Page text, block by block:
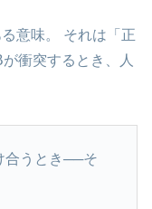
意味。 それは「正
衝突するとき、人
合うとき──そ